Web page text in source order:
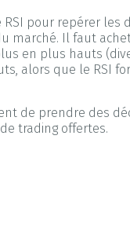
pour repérer les
Il faut
en plus hauts
alors que le RSI
de prendre des
trading offertes.